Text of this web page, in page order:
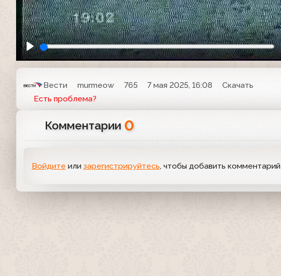
Вести murmeow 765 7 мая 2025, 16:08
Скачать
Есть проблема?
Комментарии 0
Войдите или зарегистрируйтесь, чтобы добавить комментарий